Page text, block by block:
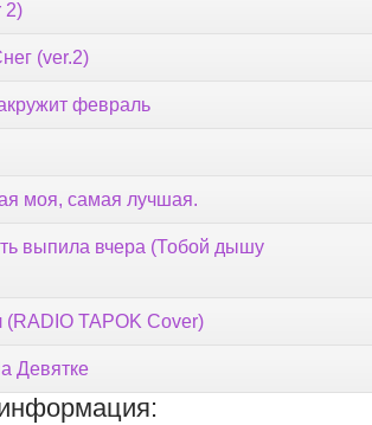
2)
(ver.2)
февраль
моя, самая лучшая.
выпила вчера (Тобой дышу
TAPOK Cover)
Девятке